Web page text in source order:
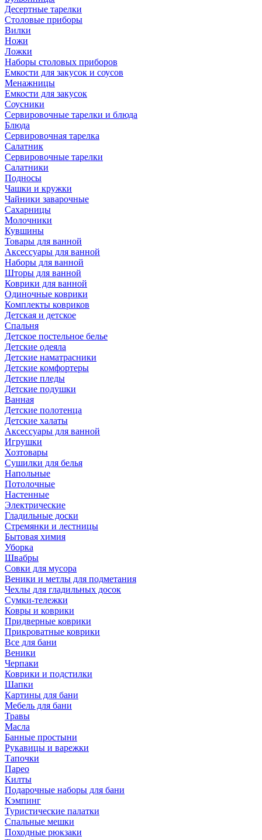
Десертные тарелки
Столовые приборы
Вилки
Ножи
Ложки
Наборы столовых приборов
Емкости для закусок и соусов
Менажницы
Емкости для закусок
Соусники
Сервировочные тарелки и блюда
Блюда
Сервировочная тарелка
Салатник
Сервировочные тарелки
Салатники
Подносы
Чашки и кружки
Чайники заварочные
Сахарницы
Молочники
Кувшины
Товары для ванной
Аксессуары для ванной
Наборы для ванной
Шторы для ванной
Коврики для ванной
Одиночные коврики
Комплекты ковриков
Детская и детское
Спальня
Детское постельное белье
Детские одеяла
Детские наматрасники
Детские комфортеры
Детские пледы
Детские подушки
Ванная
Детские полотенца
Детские халаты
Аксессуары для ванной
Игрушки
Хозтовары
Сушилки для белья
Напольные
Потолочные
Настенные
Электрические
Гладильные доски
Стремянки и лестницы
Бытовая химия
Уборка
Швабры
Совки для мусора
Веники и метлы для подметания
Чехлы для гладильных досок
Сумки-тележки
Ковры и коврики
Придверные коврики
Прикроватные коврики
Все для бани
Веники
Черпаки
Коврики и подстилки
Шапки
Картины для бани
Мебель для бани
Травы
Масла
Банные простыни
Рукавицы и варежки
Тапочки
Парео
Килты
Подарочные наборы для бани
Кэмпинг
Туристические палатки
Спальные мешки
Походные рюкзаки